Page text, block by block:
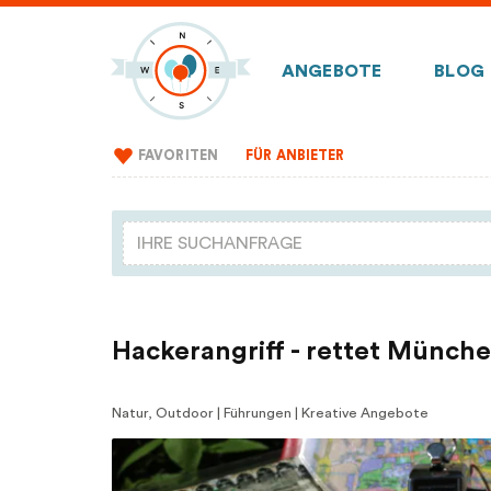
ANGEBOTE BLOG
FAVORITEN FÜR ANBIETER
Hackerangriff - rettet
Natur, Outdoor | Führungen | Kreative Angebote